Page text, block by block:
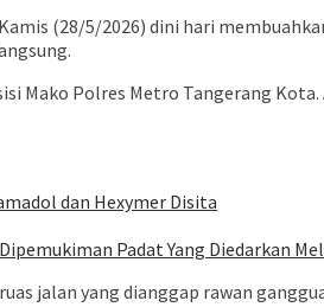
(28/5/2026) dini hari
Mako Polres Metro Tangerang
dan Hexymer Disita
Padat Yang Diedarkan
jalan yang dianggap rawan